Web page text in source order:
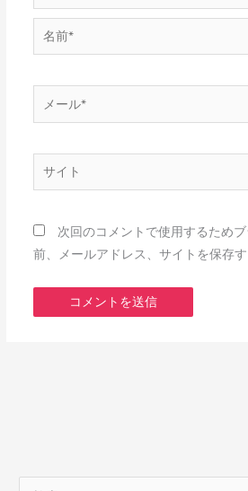
前
ー
イ
次回のコメントで使用するため
前、メールアドレス、サイトを保存す